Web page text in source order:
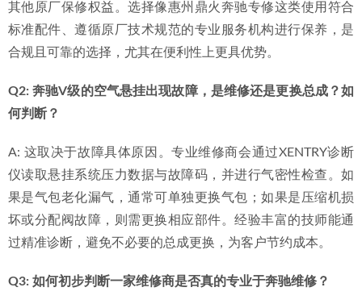
其他原厂保修权益。选择像惠州鼎火奔驰专修这类使用符合
标准配件、遵循原厂技术规范的专业服务机构进行保养，是
合规且可靠的选择，尤其在便利性上更具优势。
Q2: 奔驰V级的空气悬挂出现故障，是维修还是更换总成？如
何判断？
A: 这取决于故障具体原因。专业维修商会通过XENTRY诊断
仪读取悬挂系统压力数据与故障码，并进行气密性检查。如
果是气包老化漏气，通常可单独更换气包；如果是压缩机损
坏或分配阀故障，则需更换相应部件。经验丰富的技师能通
过精准诊断，避免不必要的总成更换，为客户节约成本。
Q3: 如何初步判断一家维修商是否真的专业于奔驰维修？